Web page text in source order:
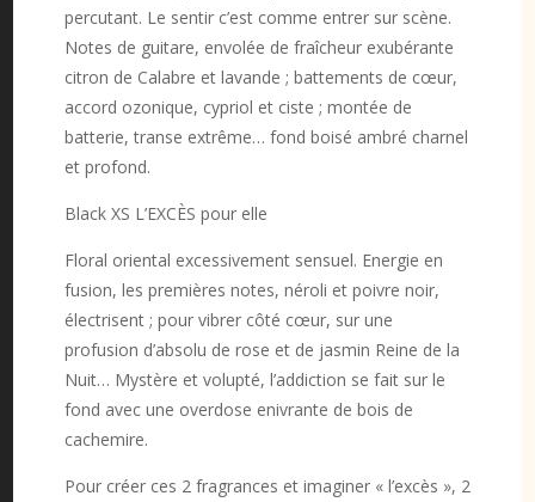
percutant. Le sentir c’est comme entrer sur scène.
Notes de guitare, envolée de fraîcheur exubérante
citron de Calabre et lavande ; battements de cœur,
accord ozonique, cypriol et ciste ; montée de
batterie, transe extrême… fond boisé ambré charnel
et profond.
Black XS L’EXCÈS pour elle
Floral oriental excessivement sensuel. Energie en
fusion, les premières notes, néroli et poivre noir,
électrisent ; pour vibrer côté cœur, sur une
profusion d’absolu de rose et de jasmin Reine de la
Nuit… Mystère et volupté, l’addiction se fait sur le
fond avec une overdose enivrante de bois de
cachemire.
Pour créer ces 2 fragrances et imaginer « l’excès », 2